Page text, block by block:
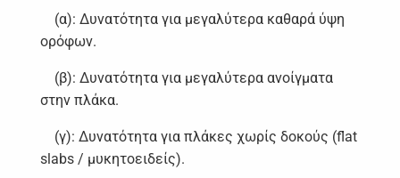
(α): Δυνατότητα για μεγαλύτερα καθαρά ύψη
ορόφων.
(β): Δυνατότητα για μεγαλύτερα ανοίγματα
στην πλάκα.
(γ): Δυνατότητα για πλάκες χωρίς δοκούς (flat
slabs / μυκητοειδείς).